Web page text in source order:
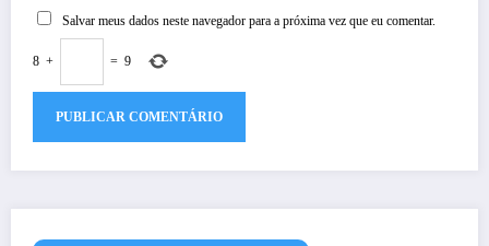
Salvar meus dados neste navegador para a próxima vez que eu comentar.
8 + = 9